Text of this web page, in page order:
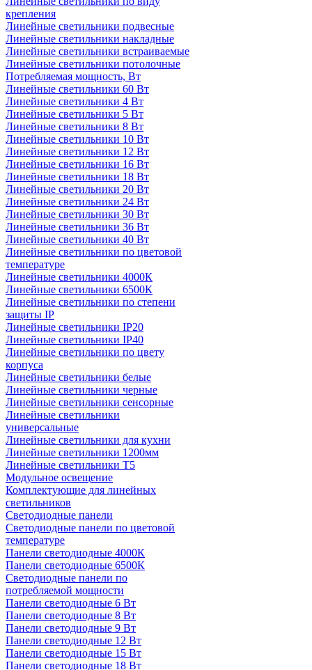
крепления
Линейные светильники подвесные
Линейные светильники накладные
Линейные светильники встраиваемые
Линейные светильники потолочные
Потребляемая мощность, Вт
Линейные светильники 60 Вт
Линейные светильники 4 Вт
Линейные светильники 5 Вт
Линейные светильники 8 Вт
Линейные светильники 10 Вт
Линейные светильники 12 Вт
Линейные светильники 16 Вт
Линейные светильники 18 Вт
Линейные светильники 20 Вт
Линейные светильники 24 Вт
Линейные светильники 30 Вт
Линейные светильники 36 Вт
Линейные светильники 40 Вт
Линейные светильники по цветовой
температуре
Линейные светильники 4000К
Линейные светильники 6500К
Линейные светильники по степени
защиты IP
Линейные светильники IP20
Линейные светильники IP40
Линейные светильники по цвету
корпуса
Линейные светильники белые
Линейные светильники черные
Линейные светильники сенсорные
Линейные светильники
универсальные
Линейные светильники для кухни
Линейные светильники 1200мм
Линейные светильники Т5
Модульное освещение
Комплектующие для линейных
светильников
Светодиодные панели
Светодиодные панели по цветовой
температуре
Панели светодиодные 4000К
Панели светодиодные 6500К
Светодиодные панели по
потребляемой мощности
Панели светодиодные 6 Вт
Панели светодиодные 8 Вт
Панели светодиодные 9 Вт
Панели светодиодные 12 Вт
Панели светодиодные 15 Вт
Панели светодиодные 18 Вт